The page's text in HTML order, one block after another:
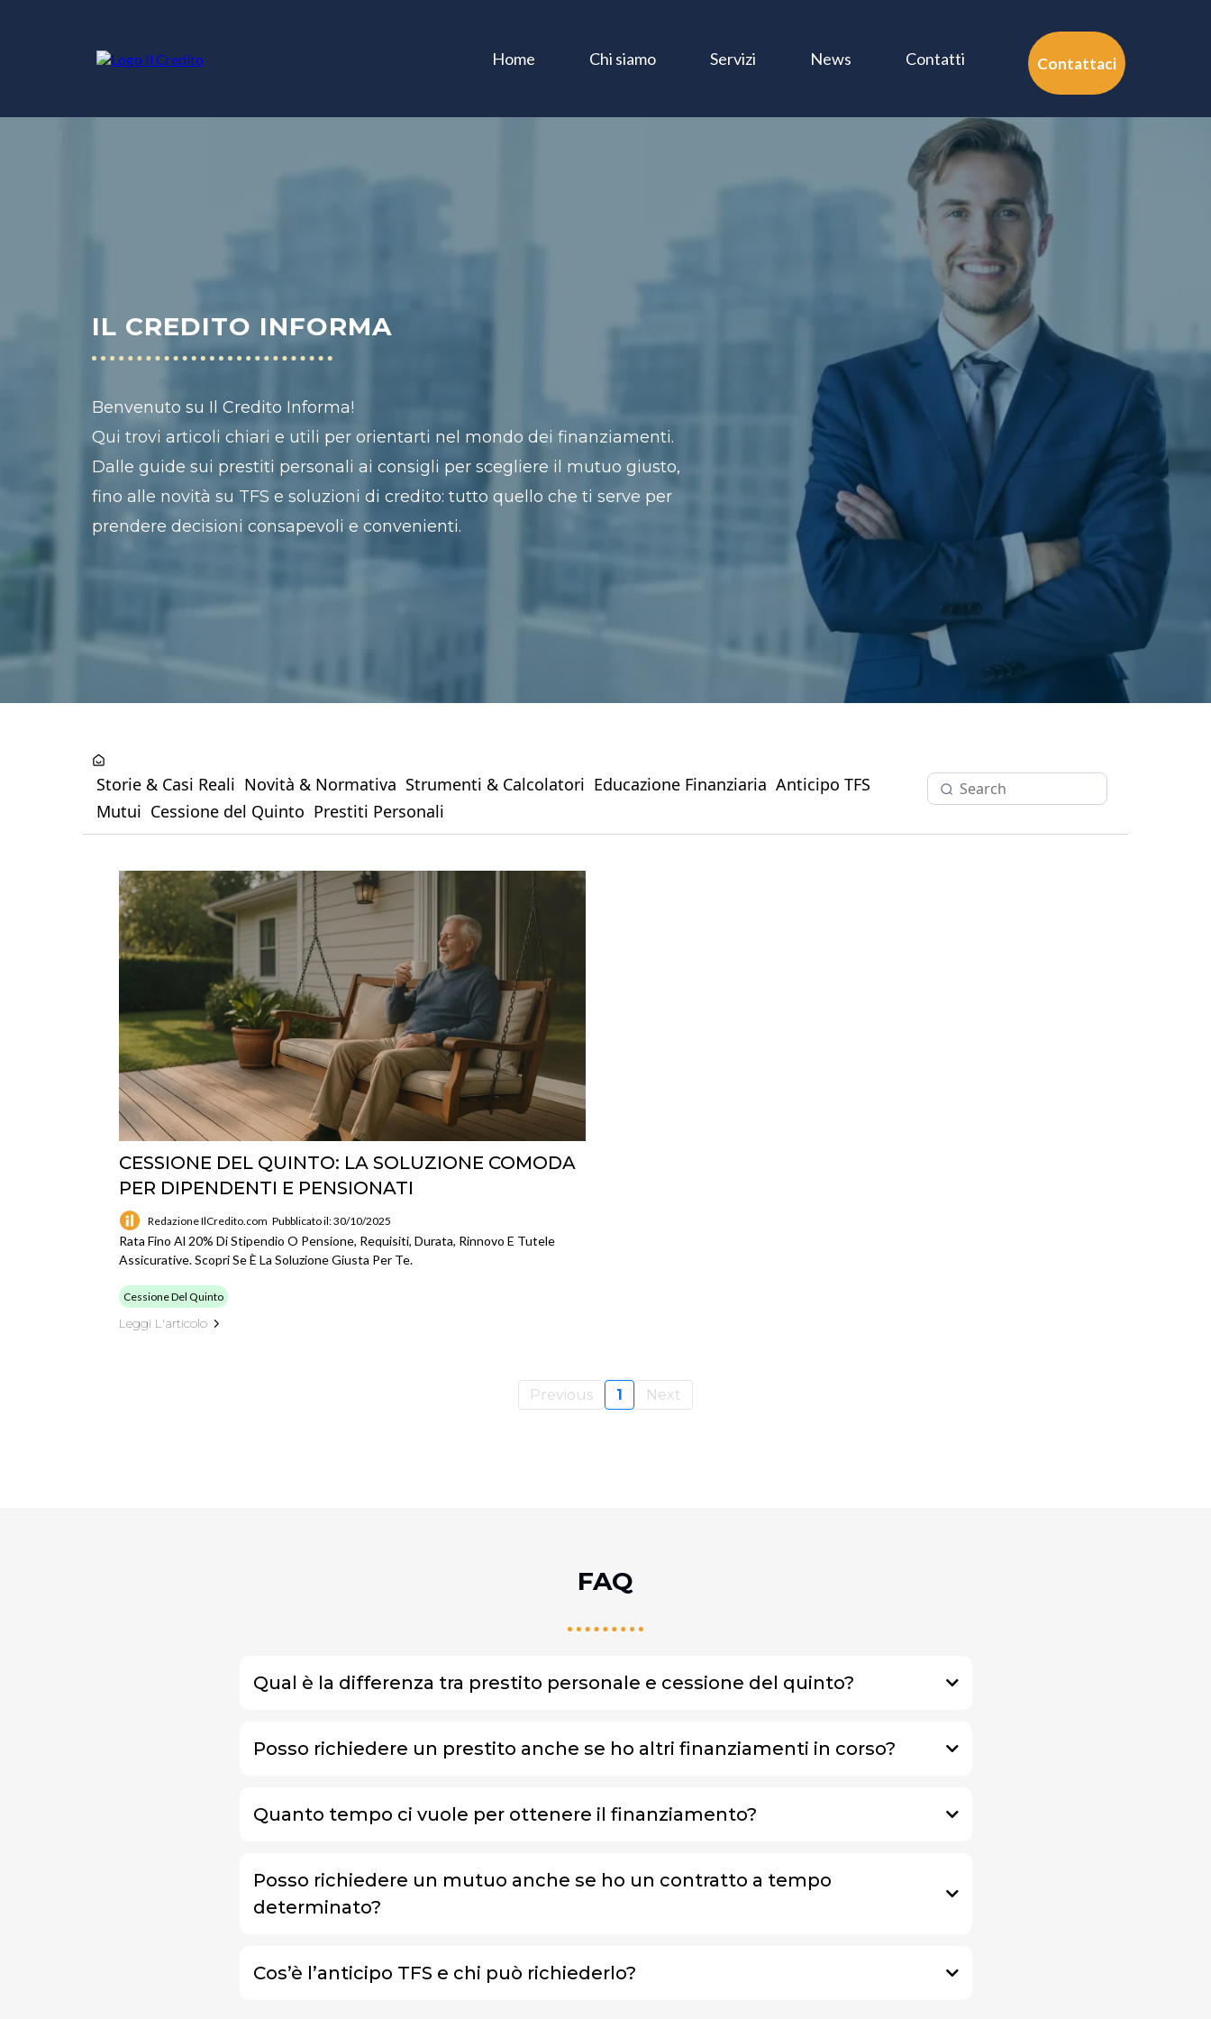
Home Chi siamo Servizi News Contatti Contattaci
IL CREDITO INFORMA
Benvenuto su Il Credito Informa!
Qui trovi articoli chiari e utili per orientarti nel mondo dei finanziamenti.
Dalle guide sui prestiti personali ai consigli per scegliere il mutuo giusto,
fino alle novità su TFS e soluzioni di credito: tutto quello che ti serve per
prendere decisioni consapevoli e convenienti.
Storie & Casi Reali Novità & Normativa Strumenti & Calcolatori Educazione Finanziaria Anticipo TFS
Mutui Cessione del Quinto Prestiti Personali
CESSIONE DEL QUINTO: LA SOLUZIONE COMODA
PER DIPENDENTI E PENSIONATI
Redazione IlCredito.com Pubblicato il: 30/10/2025
Rata Fino Al 20% Di Stipendio O Pensione, Requisiti, Durata, Rinnovo E Tutele
Assicurative. Scopri Se È La Soluzione Giusta Per Te.
Cessione Del Quinto
Leggi L'articolo
Previous 1 Next
FAQ
Qual è la differenza tra prestito personale e cessione del quinto?
Posso richiedere un prestito anche se ho altri finanziamenti in corso?
Quanto tempo ci vuole per ottenere il finanziamento?
Posso richiedere un mutuo anche se ho un contratto a tempo
determinato?
Cos’è l’anticipo TFS e chi può richiederlo?